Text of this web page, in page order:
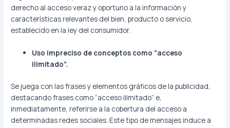
derecho al acceso veraz y oportuno a la información y
características relevantes del bien, producto o servicio,
establecido en la ley del consumidor.
Uso impreciso de conceptos como “acceso
ilimitado”.
Se juega con las frases y elementos gráficos de la publicidad,
destacando frases como “acceso ilimitado” e,
inmediatamente, referirse a la cobertura del acceso a
determinadas redes sociales. Este tipo de mensajes induce a